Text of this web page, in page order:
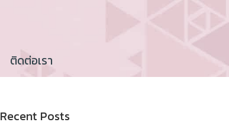
ติดต่อเรา
Recent Posts